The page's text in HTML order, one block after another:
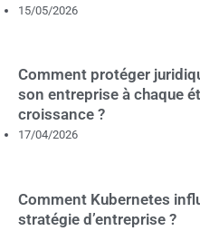
15/05/2026
Comment protéger
son entreprise à chaque
croissance ?
17/04/2026
Comment Kubernetes
stratégie d’entreprise ?